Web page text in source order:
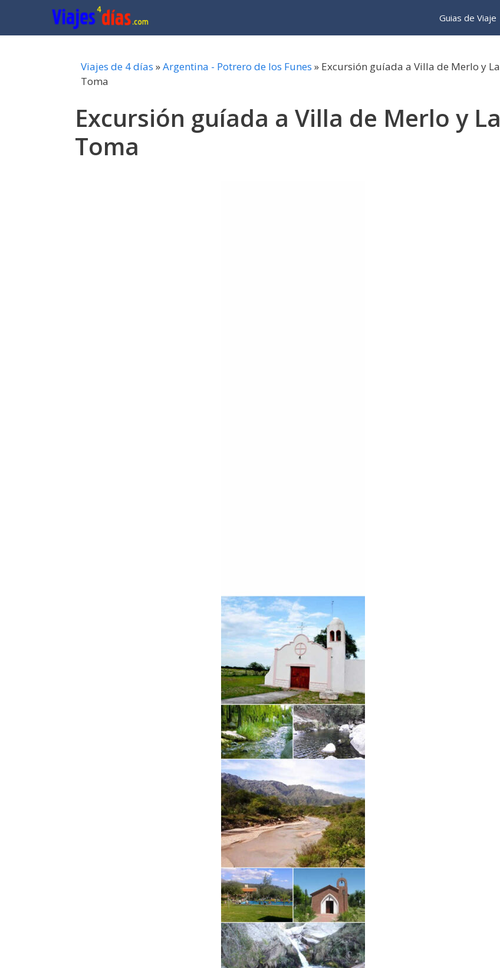
contenido
Guias de Viaje
Viajes de 4 días »Argentina - Potrero de los Funes » Excursión guíada a Villa de Merlo y La
Toma
Excursión guíada a Villa de Merlo y La
Toma